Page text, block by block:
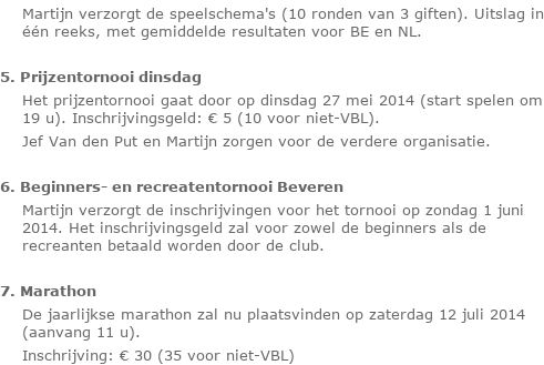
Martijn verzorgt de speelschema's (10 ronden van 3 giften). Uitslag in
één reeks, met gemiddelde resultaten voor BE en NL.
5. Prijzentornooi dinsdag
Het prijzentornooi gaat door op dinsdag 27 mei 2014 (start spelen om
19 u). Inschrijvingsgeld: € 5 (10 voor niet-VBL).
Jef Van den Put en Martijn zorgen voor de verdere organisatie.
6. Beginners- en recreatentornooi Beveren
Martijn verzorgt de inschrijvingen voor het tornooi op zondag 1 juni
2014. Het inschrijvingsgeld zal voor zowel de beginners als de
recreanten betaald worden door de club.
7. Marathon
De jaarlijkse marathon zal nu plaatsvinden op zaterdag 12 juli 2014
(aanvang 11 u).
Inschrijving: € 30 (35 voor niet-VBL)